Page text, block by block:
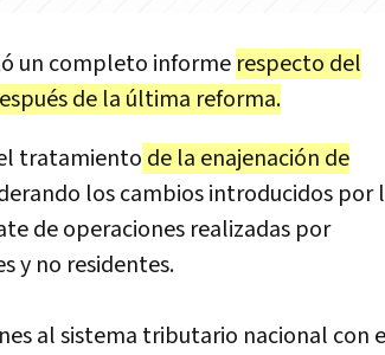
un completo informe respecto del
de la última reforma.
tratamiento de la enajenación de
los cambios introducidos por
de operaciones realizadas por
y no residentes.
al sistema tributario nacional con